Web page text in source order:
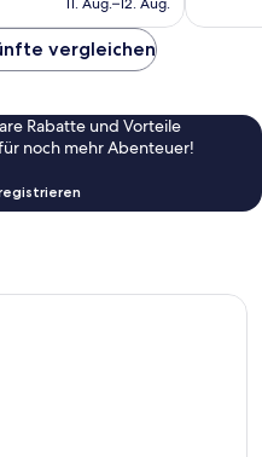
vergleichen
Rabatte und Vorteile
noch mehr Abenteuer!